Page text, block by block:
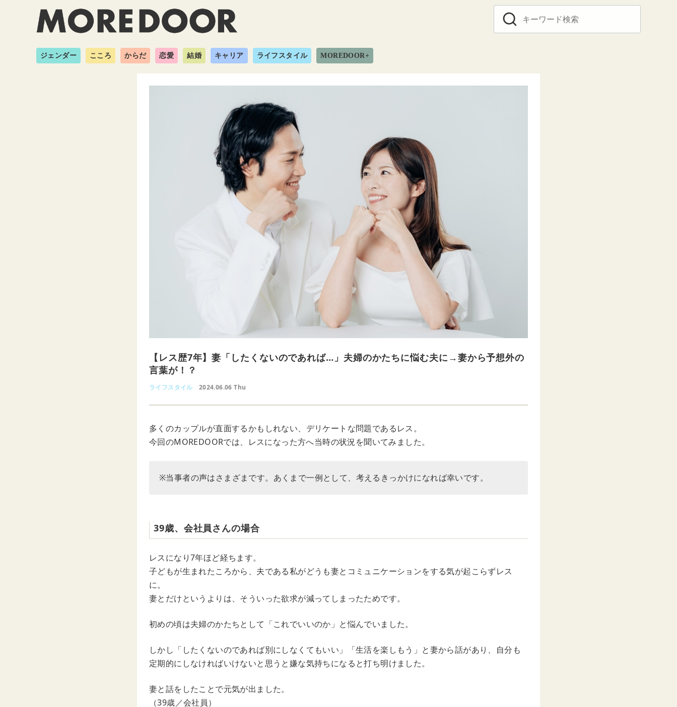
ジェンダー こころ からだ 恋愛 結婚 キャリア ライフスタイル MOREDOOR+
【レス歴7年】妻「したくないのであれば…」夫婦のかたちに悩む夫に→妻から予想外の
言葉が！？
ライフスタイル 2024.06.06 Thu
多くのカップルが直面するかもしれない、デリケートな問題であるレス。
今回のMOREDOORでは、レスになった方へ当時の状況を聞いてみました。
※当事者の声はさまざまです。あくまで一例として、考えるきっかけになれば幸いです。
39歳、会社員さんの場合
レスになり7年ほど経ちます。
子どもが生まれたころから、夫である私がどうも妻とコミュニケーションをする気が起こらずレス
に。
妻とだけというよりは、そういった欲求が減ってしまったためです。
初めの頃は夫婦のかたちとして「これでいいのか」と悩んでいました。
しかし「したくないのであれば別にしなくてもいい」「生活を楽しもう」と妻から話があり、自分も
定期的にしなければいけないと思うと嫌な気持ちになると打ち明けました。
妻と話をしたことで元気が出ました。
（39歳／会社員）